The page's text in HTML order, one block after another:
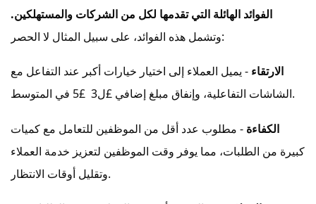
الفوائد الهائلة التي تقدمها لكل من الشركات والمستهلكين.
وتشمل هذه الفوائد، على سبيل المثال لا الحصر:
الارتقاء - يميل العملاء إلى اختيار خيارات أكبر عند التفاعل مع
الشاشات التفاعلية، وإنفاق مبلغ إضافي £ل3 £5 في المتوسط.
الكفاءة - مطلوب عدد أقل من الموظفين للتعامل مع كميات
كبيرة من الطلبات، مما يوفر وقت الموظفين لتعزيز خدمة العملاء
وتقليل أوقات الانتظار.